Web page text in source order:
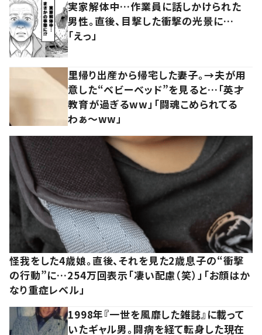
実家解体中…作業員に話しかけられた
男性。直後、目撃した衝撃の光景に…
「えっ」
里帰り出産から帰宅した妻子。→夫が用
意した“ベビーベッド”を見ると…「英才
教育が過ぎるww」「闘魂こめられてる
わぁ～ww」
怪我をした4歳娘。直後、それを見た2歳息子の“衝撃
の行動”に…254万回表示「凄い配慮（笑）」「お顔はか
なり重症レベル」
1998年『一世を風靡した雑誌』に載って
いたギャル男。闘病を経て転身した現在